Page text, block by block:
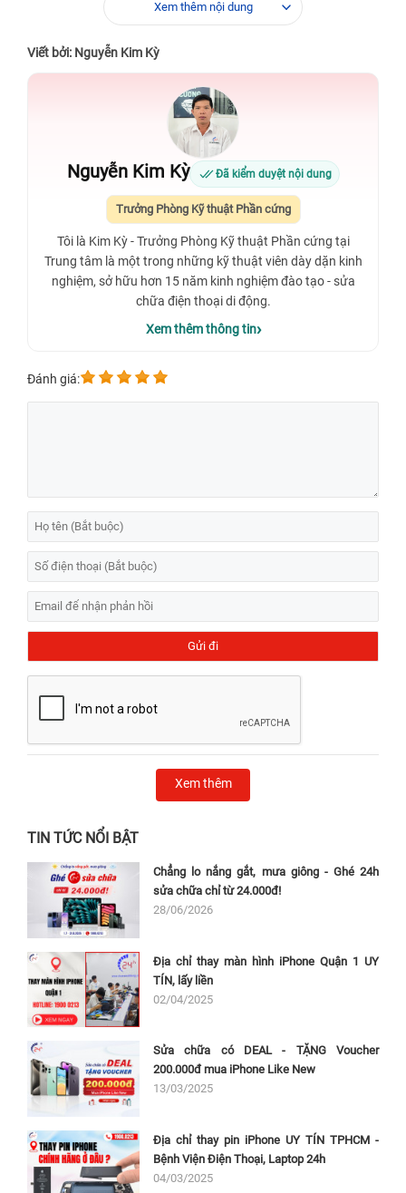
Xem thêm nội dung
Viết bởi: Nguyễn Kim Kỳ
Nguyễn Kim Kỳ Đã kiểm duyệt nội dung
Trưởng Phòng Kỹ thuật Phần cứng
Tôi là Kim Kỳ - Trưởng Phòng Kỹ thuật Phần cứng tại
Trung tâm là một trong những kỹ thuật viên dày dặn kinh
nghiệm, sở hữu hơn 15 năm kinh nghiệm đào tạo - sửa
chữa điện thoại di động.
Xem thêm thông tin
Đánh giá:
Xem thêm
TIN TỨC NỔI BẬT
Chẳng lo nắng gắt, mưa giông - Ghé 24h
sửa chữa chỉ từ 24.000đ!
28/06/2026
Địa chỉ thay màn hình iPhone Quận 1 UY
TÍN, lấy liền
02/04/2025
Sửa chữa có DEAL - TẶNG Voucher
200.000đ mua iPhone Like New
13/03/2025
Địa chỉ thay pin iPhone UY TÍN TPHCM -
Bệnh Viện Điện Thoại, Laptop 24h
04/03/2025